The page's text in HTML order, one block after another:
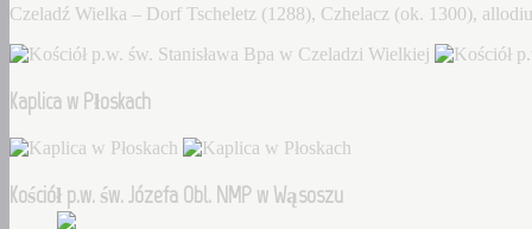
Czeladź Wielka – Dorf Tscheletz (1288), Czhelacz (ok. 1300),
Kaplica w Płoskach
Kościół p.w. św. Józefa Obl. NMP w Wąsoszu